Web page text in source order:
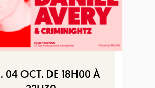
04 OCT. DE 18H00 À